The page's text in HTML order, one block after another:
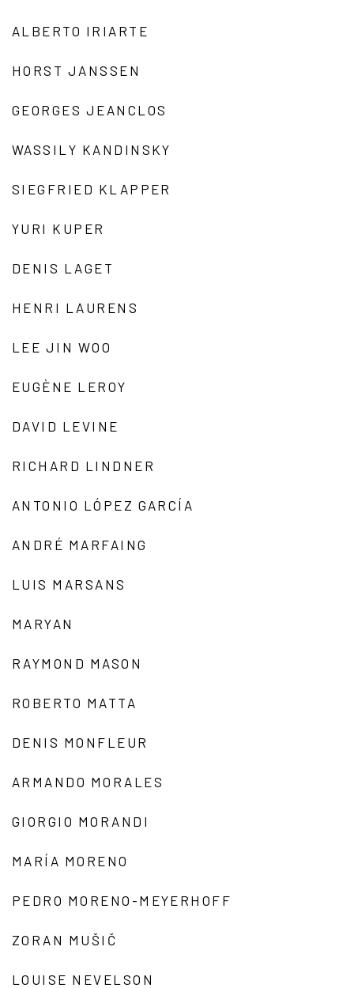
ALBERTO IRIARTE
HORST JANSSEN
GEORGES JEANCLOS
WASSILY KANDINSKY
SIEGFRIED KLAPPER
YURI KUPER
DENIS LAGET
HENRI LAURENS
LEE JIN WOO
EUGÈNE LEROY
DAVID LEVINE
RICHARD LINDNER
ANTONIO LÓPEZ GARCÍA
ANDRÉ MARFAING
LUIS MARSANS
MARYAN
RAYMOND MASON
ROBERTO MATTA
DENIS MONFLEUR
ARMANDO MORALES
GIORGIO MORANDI
MARÍA MORENO
PEDRO MORENO-MEYERHOFF
ZORAN MUŠIČ
LOUISE NEVELSON